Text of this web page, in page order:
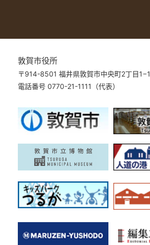
敦賀市役所
〒914-8501 福井県敦賀市中央町2丁目1−1
電話番号 0770-21-1111（代表）